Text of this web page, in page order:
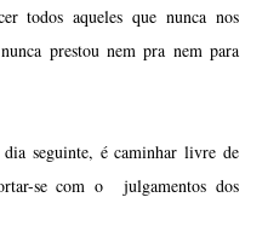
todos aqueles que nunca nos
prestou nem pra nem para
seguinte, é caminhar livre de
se com o
julgamentos dos